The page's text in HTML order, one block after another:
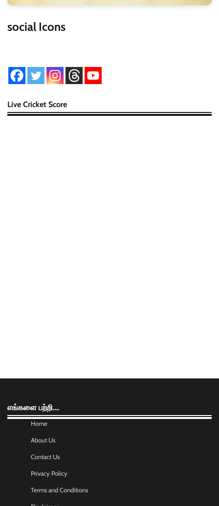
social Icons
Live Cricket Score
எங்களை பற்றி….
Home
About Us
Contact Us
Privacy Policy
Terms and Conditions